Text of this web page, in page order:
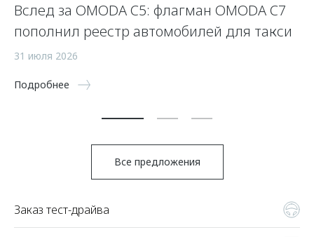
Вслед за OMODA C5: флагман OMODA C7
пополнил реестр автомобилей для такси
31 июля 2026
Подробнее
Все предложения
Заказ тест-драйва